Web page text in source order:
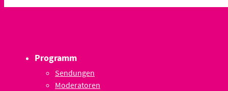
Programm
Sendungen
Moderatoren